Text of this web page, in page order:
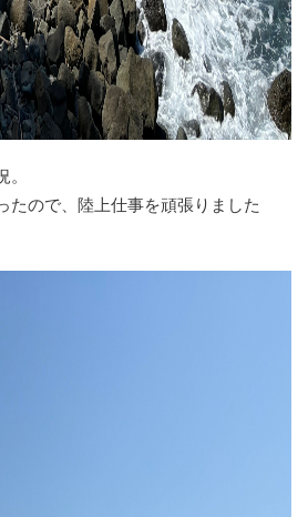
たので、陸上仕事を頑張りました